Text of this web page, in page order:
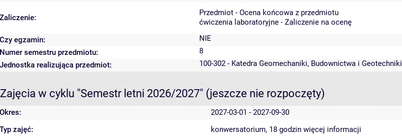
Zaliczenie:
Przedmiot - Ocena końcowa z przedmiotu
ćwiczenia laboratoryjne - Zaliczenie na ocenę
Czy egzamin:
NIE
Numer semestru przedmiotu:
8
Jednostka realizująca przedmiot:
100-302 - Katedra Geomechaniki, Budownictwa i Geotechniki
Zajęcia w cyklu "Semestr letni 2026/2027" (jeszcze nie rozpoczęty)
Okres: 2027-03-01 - 2027-09-30
Typ zajęć: konwersatorium, 18 godzin więcej informacji